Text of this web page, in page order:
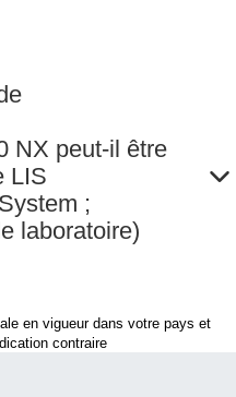
NX peut-il être
LIS
;
laboratoire)
en vigueur dans votre pays et
contraire